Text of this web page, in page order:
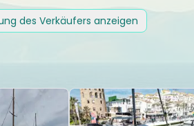
des Verkäufers anzeigen